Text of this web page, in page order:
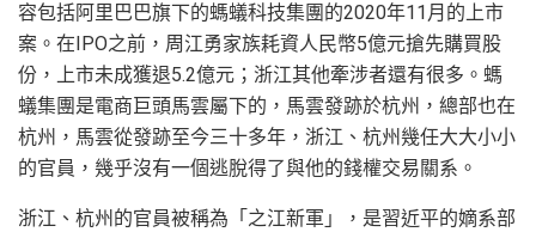
容包括阿里巴巴旗下的螞蟻科技集團的2020年11月的上市
案。在IPO之前，周江勇家族耗資人民幣5億元搶先購買股
份，上市未成獲退5.2億元；浙江其他牽涉者還有很多。螞
蟻集團是電商巨頭馬雲屬下的，馬雲發跡於杭州，總部也在
杭州，馬雲從發跡至今三十多年，浙江、杭州幾任大大小小
的官員，幾乎沒有一個逃脫得了與他的錢權交易關系。
浙江、杭州的官員被稱為「之江新軍」，是習近平的嫡系部